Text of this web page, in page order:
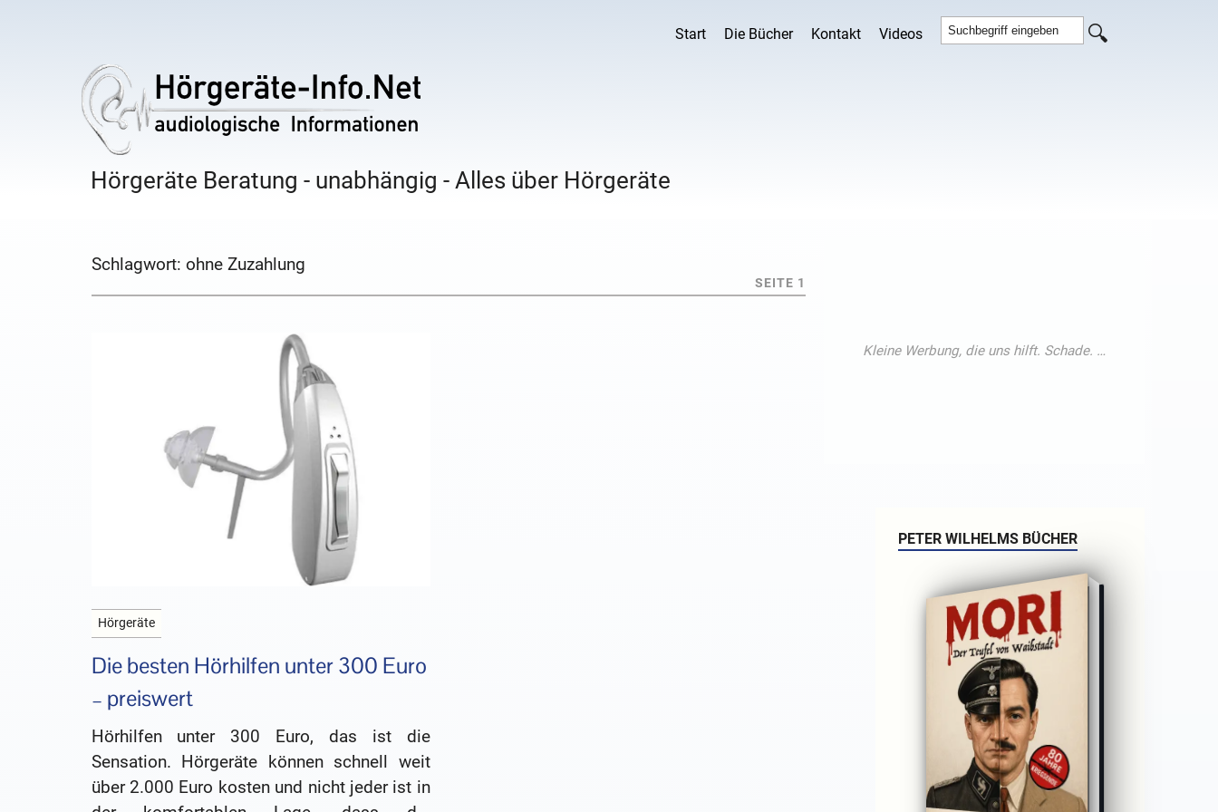
Start Die Bücher Kontakt Videos
Hörgeräte Beratung - unabhängig - Alles über Hörgeräte
Schlagwort: ohne Zuzahlung
SEITE 1
Hörgeräte
Die besten Hörhilfen unter 300 Euro
– preiswert
Hörhilfen unter 300 Euro, das ist die
Sensation. Hörgeräte können schnell weit
über 2.000 Euro kosten und nicht jeder ist in
PETER WILHELMS BÜCHER